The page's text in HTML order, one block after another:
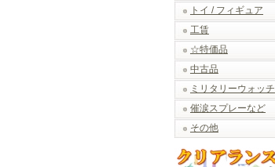
トイ / フィギュア
工賃
☆特価品
中古品
ミリタリーウォッチ
催涙スプレーなど
その他